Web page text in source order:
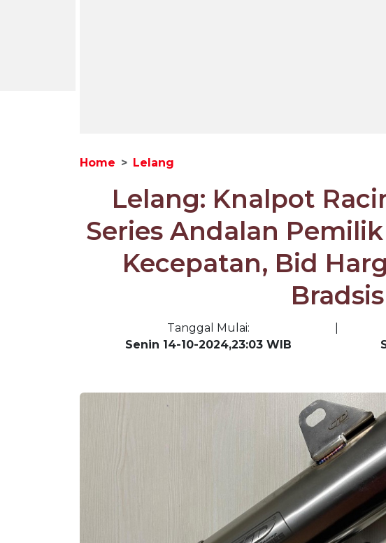
Home Lelang
Lelang: Knalpot
Series Andalan
Kecepatan, Bid
Bradsis
Tanggal Mulai:
Senin 14-10-2024,23:03 WIB